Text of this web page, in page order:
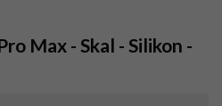
Max - Skal - Silikon -